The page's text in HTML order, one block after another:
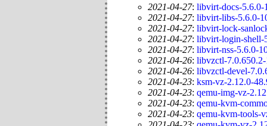
2021-04-27: libvirt-docs-5.6.0-
2021-04-27: libvirt-libs-5.6.0-
2021-04-27: libvirt-lock-
2021-04-27: libvirt-login-shell-
2021-04-27: libvirt-nss-5.6.0-
2021-04-26: libvzctl-
2021-04-26: libvzctl-devel-
2021-04-23: ksm-vz-2.12.0-
2021-04-23: qemu-img-vz-
2021-04-23: qemu-kvm-
2021-04-23: qemu-kvm-tools-